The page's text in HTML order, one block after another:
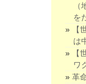
を
【
は
【
ワ
革